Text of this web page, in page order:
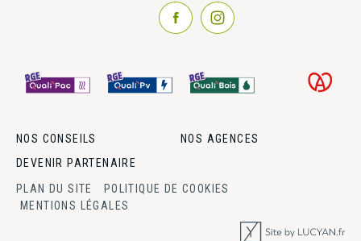
NOS CONSEILS
NOS AGENCES
DEVENIR PARTENAIRE
PLAN DU SITE
POLITIQUE DE COOKIES
MENTIONS LÉGALES